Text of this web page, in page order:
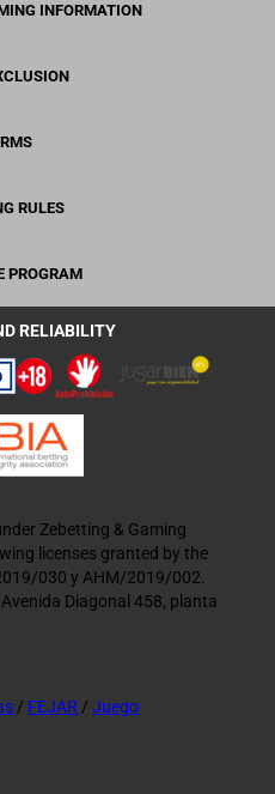
INFORMATION
RULES
PROGRAM
RELIABILITY
Zebetting & Gaming
licenses granted by the
030 y AHM/2019/002.
Diagonal 458, planta
/ FEJAR / Juego